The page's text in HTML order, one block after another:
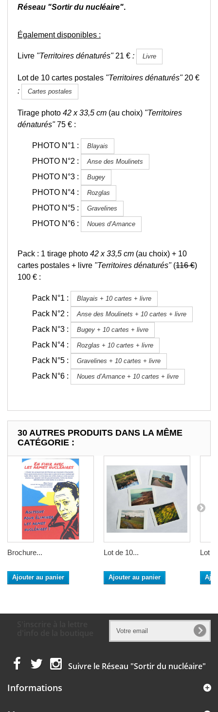
Réseau "Sortir du nucléaire".
Également disponibles :
Livre "Territoires dénaturés"21 € : Livre
Lot de 10 cartes postales "Territoires dénaturés"20 €
:
Cartes postales
Tirage photo 42 x 33,5 cm (au choix) "Territoires
dénaturés"75 € :
PHOTO N°1 : Blayais
PHOTO N°2 : Anse des Moulinets
PHOTO N°3 : Bugey
PHOTO N°4 : Rozglas
PHOTO N°5 : Gravelines
PHOTO N°6 : Noues d’Amance
Pack : 1 tirage photo 42 x 33,5 cm (au choix) + 10
cartes postales + livre "Territoires dénaturés"(116 €)
100 € :
Pack N°1 : Blayais + 10 cartes + livre
Pack N°2 : Anse des Moulinets + 10 cartes + livre
Pack N°3 : Bugey + 10 cartes + livre
Pack N°4 : Rozglas + 10 cartes + livre
Pack N°5 : Gravelines + 10 cartes + livre
Pack N°6 : Noues d’Amance + 10 cartes + livre
30 AUTRES PRODUITS DANS LA MÊME
CATÉGORIE :
Brochure...
Ajouter au panier
Lot de 10...
Ajouter au panier
Lot
Suivre le Réseau "Sortir du nucléaire"
Informations